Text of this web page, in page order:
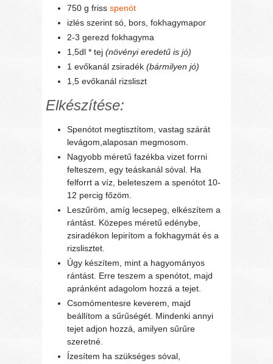
750 g frissspenót
izlés szerint só, bors, fokhagymapor
2-3 gerezd fokhagyma
1,5dl * tej(növényi eredetű is jó)
1 evőkanál zsiradék(bármilyen jó)
1,5 evőkanál rizsliszt
Elkészítése:
Spenótot megtisztítom, vastag szárát
levágom,alaposan megmosom.
Nagyobb méretű fazékba vizet forrni
felteszem, egy teáskanál sóval. Ha
felforrt a víz, beleteszem a spenótot 10-
12 percig főzöm.
Leszűröm, amíg lecsepeg, elkészítem a
rántást. Közepes méretű edénybe,
zsiradékon lepirítom a fokhagymát és a
rizslisztet.
Úgy készítem, mint a hagyományos
rántást. Erre teszem a spenótot, majd
apránként adagolom hozzá a tejet.
Csomómentesre keverem, majd
beállítom a sűrűségét. Mindenki annyi
tejet adjon hozzá, amilyen sűrűre
szeretné.
Ízesítem ha szükséges sóval,